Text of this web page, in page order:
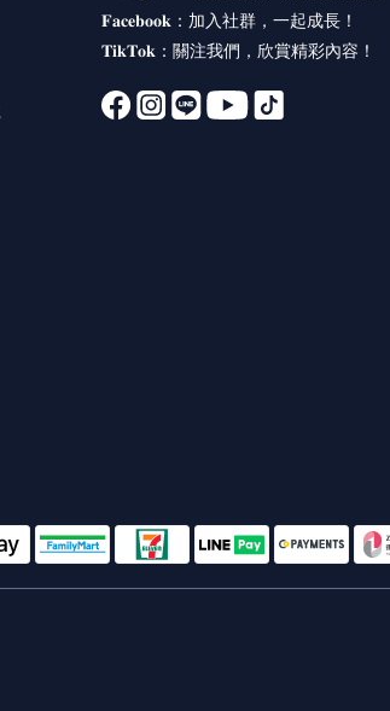
𝐅𝐚𝐜𝐞𝐛𝐨𝐨𝐤： 加入社群，一起成長！
𝐓𝐢𝐤𝐓𝐨𝐤： 關注我們，欣賞精彩內容！